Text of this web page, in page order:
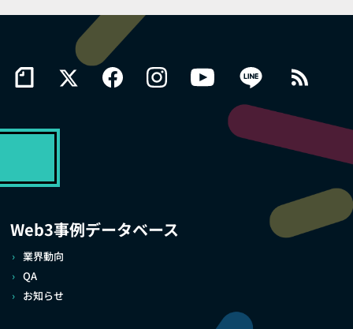
Web3事例データベース
業界動向
QA
お知らせ